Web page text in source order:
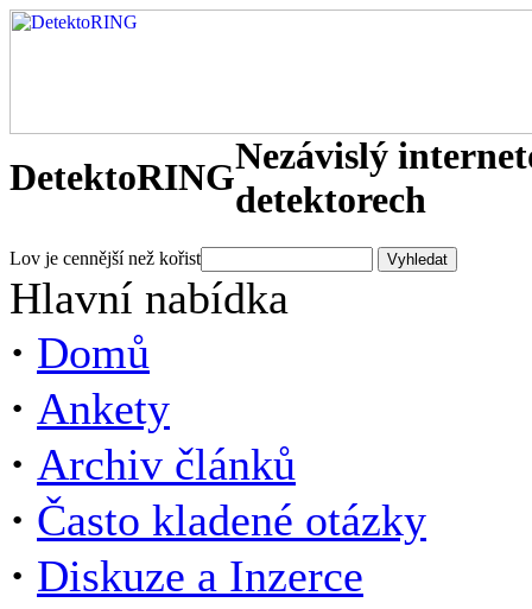
DetektoRINGNezávislý
detektorech
Lov je cennější než kořist
Hlavní nabídka
· Domů
· Ankety
· Archiv článků
· Často kladené otázky
· Diskuze a Inzerce